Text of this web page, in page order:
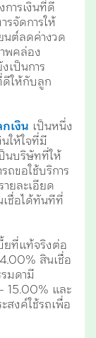
การเงินที่ดี
รจัดการให้
นต์ลดค่างวด
พคล่อง
เป็นการ
ดีให้กับลูก
เงิน เป็นหนึ่ง
ให้ใจที่มี
นบริษัทที่ให้
ถขอใช้บริการ
ยละเอียด
ชื่อได้ทันทีที่
ยที่แท้จริงต่อ
สินเชื่อ
มดามี
15.00% และ
งค์ใช้รถเพื่อ